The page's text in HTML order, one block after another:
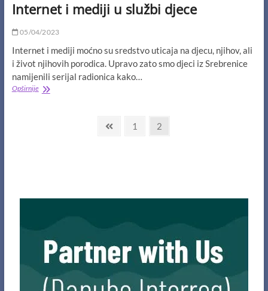
Internet i mediji u službi djece
05/04/2023
Internet i mediji moćno su sredstvo uticaja na djecu, njihov, ali
i život njihovih porodica. Upravo zato smo djeci iz Srebrenice
namijenili serijal radionica kako…
OpširnijeInternet
Previous
Page
1 Page
2